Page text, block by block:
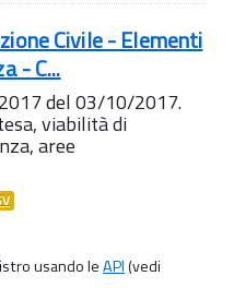
Civile - Elementi
- C...
del 03/10/2017.
viabilità di
aree
usando leAPI(vedi